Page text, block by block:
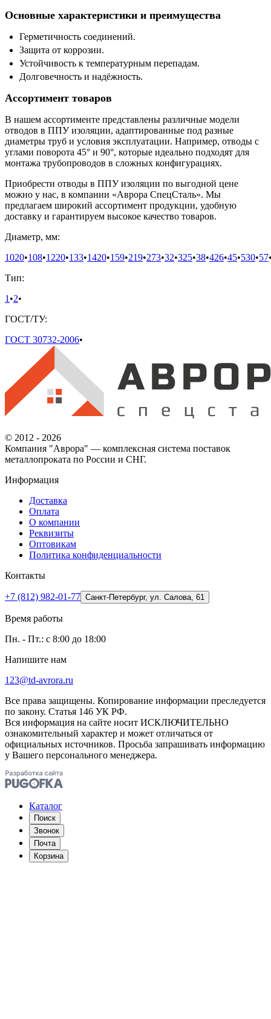
Основные характеристики и преимущества
Герметичность соединений.
Защита от коррозии.
Устойчивость к температурным перепадам.
Долговечность и надёжность.
Ассортимент товаров
В нашем ассортименте представлены различные модели
отводов в ППУ изоляции, адаптированные под разные
диаметры труб и условия эксплуатации. Например, отводы с
углами поворота 45° и 90°, которые идеально подходят для
монтажа трубопроводов в сложных конфигурациях.
Приобрести отводы в ППУ изоляции по выгодной цене
можно у нас, в компании «Аврора СпецСталь». Мы
предлагаем широкий ассортимент продукции, удобную
доставку и гарантируем высокое качество товаров.
Диаметр, мм:
1020•108•1220•133•1420•159•219•273•32•325•38•426•45•530•57
Тип:
1•2•
ГОСТ/ТУ:
ГОСТ 30732-2006•
© 2012 - 2026
Компания "Аврора" — комплексная система поставок
металлопроката по России и СНГ.
Информация
Доставка
Оплата
О компании
Реквизиты
Оптовикам
Политика конфиденциальности
Контакты
+7 (812) 982-01-77 Санкт-Петербург, ул. Салова, 61
Время работы
Пн. - Пт.: с 8:00 до 18:00
Напишите нам
123@td-avrora.ru
Все права защищены. Копирование информации преследуется
по закону. Статья 146 УК РФ.
Вся информация на сайте носит ИСКЛЮЧИТЕЛЬНО
ознакомительный характер и может отличаться от
официальных источников. Просьба запрашивать информацию
у Вашего персонального менеджера.
Каталог
Поиск
Звонок
Почта
Корзина